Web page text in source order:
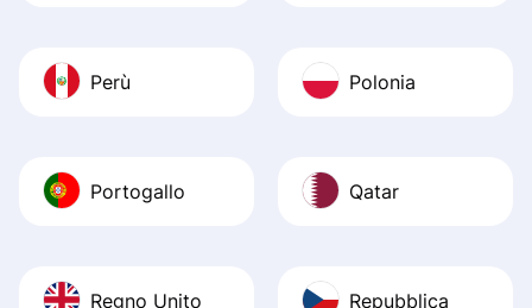
Perù Polonia
Portogallo Qatar
Regno Unito Repubblica